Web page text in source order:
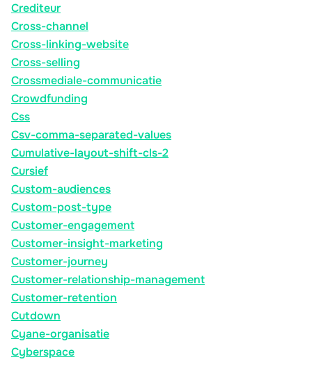
Crediteur
Cross-channel
Cross-linking-website
Cross-selling
Crossmediale-communicatie
Crowdfunding
Css
Csv-comma-separated-values
Cumulative-layout-shift-cls-2
Cursief
Custom-audiences
Custom-post-type
Customer-engagement
Customer-insight-marketing
Customer-journey
Customer-relationship-management
Customer-retention
Cutdown
Cyane-organisatie
Cyberspace